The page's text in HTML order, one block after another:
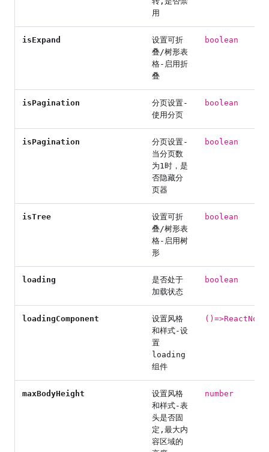
用
isExpand
设置可折
叠/树形表
格-启用折
叠
boolean
isPagination
分页设置-
使用分页
boolean
isPagination
分页设置-
当分页数
为1时，是
否隐藏分
页器
boolean
isTree
设置可折
叠/树形表
格-启用树
形
boolean
loading
是否处于
加载状态
boolean
loadingComponent
设置风格
和样式-设
置
loading
组件
()=>ReactNode
maxBodyHeight
设置风格
和样式-表
头是否固
定,最大内
容区域的
number